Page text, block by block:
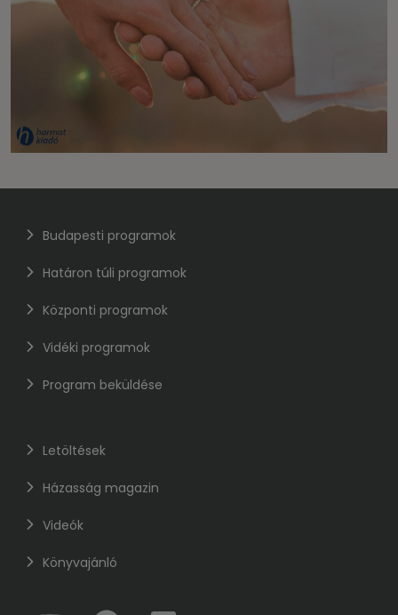
Budapesti programok
Határon túli programok
Központi programok
Vidéki programok
Program beküldése
Letöltések
Házasság magazin
Videók
Könyvajánló